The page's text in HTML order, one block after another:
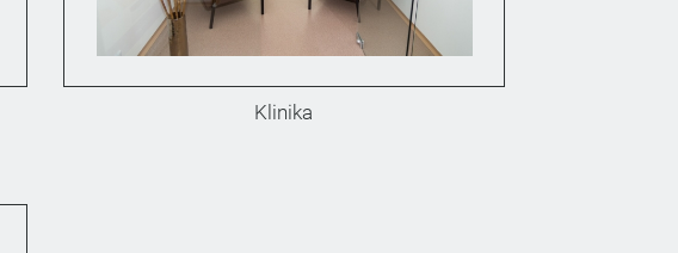
Klinika